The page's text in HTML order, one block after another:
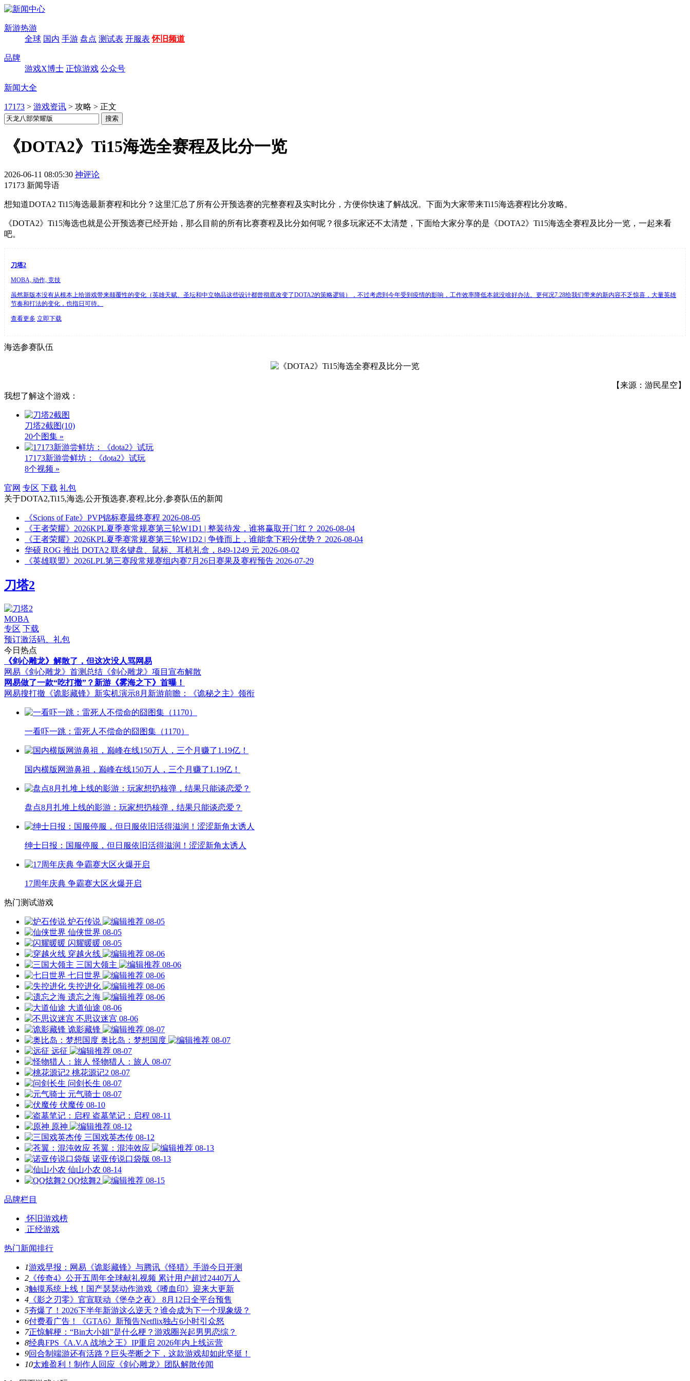
新游热游
全球 国内 手游 盘点 测试表 开服表 怀旧频道
品牌
游戏X博士 正惊游戏 公众号
新闻大全
17173 > 游戏资讯 > 攻略 > 正文
《DOTA2》Ti15海选全赛程及比分一览
2026-06-11 08:05:30 神评论
17173 新闻导语
想知道DOTA2 Ti15海选最新赛程和比分？这里汇总了所有公开预选赛的完整赛程及实时比分，方便你快速了解战况。下面为大家带来Ti15海选赛程比分攻略。
《DOTA2》Ti15海选也就是公开预选赛已经开始，那么目前的所有比赛赛程及比分如何呢？很多玩家还不太清楚，下面给大家分享的是《DOTA2》Ti15海选全赛程及比分一览，一起来看
吧。
刀塔2
MOBA, 动作, 竞技
虽然新版本没有从根本上给游戏带来颠覆性的变化（英雄天赋、圣坛和中立物品这些设计都曾彻底改变了DOTA2的策略逻辑），不过考虑到今年受到疫情的影响，工作效率降低本就没啥好办法。更何况7.28给我们带来的新内容不乏惊喜，大量英雄
节奏和打法的变化，也指日可待。
查看更多 立即下载
海选参赛队伍
【来源：游民星空】
我想了解这个游戏：
刀塔2截图(10)
20个图集 »
17173新游尝鲜坊：《dota2》试玩
8个视频 »
官网 专区 下载 礼包
关于DOTA2,Ti15,海选,公开预选赛,赛程,比分,参赛队伍的新闻
《Scions of Fate》PVP锦标赛最终赛程 2026-08-05
《王者荣耀》2026KPL夏季赛常规赛第三轮W1D1 | 整装待发，谁将赢取开门红？ 2026-08-04
《王者荣耀》2026KPL夏季赛常规赛第三轮W1D2 | 争锋而上，谁能拿下积分优势？ 2026-08-04
华硕 ROG 推出 DOTA2 联名键盘、鼠标、耳机礼盒，849-1249 元 2026-08-02
《英雄联盟》2026LPL第三赛段常规赛组内赛7月26日赛果及赛程预告 2026-07-29
刀塔2
MOBA
专区 下载
预订激活码、礼包
今日热点
《剑心雕龙》解散了，但这次没人骂网易
网易《剑心雕龙》首测总结 《剑心雕龙》项目宣布解散
网易做了一款“吃打撤”？新游《雾海之下》首曝！
网易搜打撤《诡影藏锋》新实机演示8月新游前瞻：《诡秘之主》领衔
一看吓一跳：雷死人不偿命的囧图集（1170）
国内横版网游鼻祖，巅峰在线150万人，三个月赚了1.19亿！
盘点8月扎堆上线的影游：玩家想扔核弹，结果只能谈恋爱？
绅士日报：国服停服，但日服依旧活得滋润！涩涩新角太诱人
17周年庆典 争霸赛大区火爆开启
热门测试游戏
炉石传说
08-05
仙侠世界 08-05
闪耀暖暖 08-05
穿越火线
08-06
三国大领主
08-06
七日世界
08-06
失控进化
08-06
遗忘之海
08-06
大道仙途 08-06
不思议迷宫 08-06
诡影藏锋
08-07
奥比岛：梦想国度
08-07
远征
08-07
怪物猎人：旅人 08-07
桃花源记2 08-07
问剑长生 08-07
元气骑士 08-07
伏魔传 08-10
盗墓笔记：启程 08-11
原神
08-12
三国戏英杰传 08-12
苍翼：混沌效应
08-13
诺亚传说口袋版 08-13
仙山小农 08-14
QQ炫舞2
08-15
品牌栏目
怀旧游戏榜
正经游戏
热门新闻排行
1游戏早报：网易《诡影藏锋》与腾讯《怪猎》手游今日开测
2 《传奇4》公开五周年全球献礼视频 累计用户超过2440万人
3触摸系统上线！国产瑟瑟动作游戏《嗜血印》迎来大更新
4 《影之刃零》官宣联动《堡垒之夜》 8月12日全平台预售
5夯爆了！2026下半年新游这么逆天？谁会成为下一个现象级？
6付费看广告！《GTA6》新预告Netflix独占6小时引众怒
7正惊解梗：“Bin大小姐”是什么梗？游戏圈兴起男男恋综？
8经典FPS《A.V.A 战地之王》IP重启 2026年内上线运营
9回合制端游还有活路？巨头垄断之下，这款游戏却如此坚挺！
10太难盈利！制作人回应《剑心雕龙》团队解散传闻